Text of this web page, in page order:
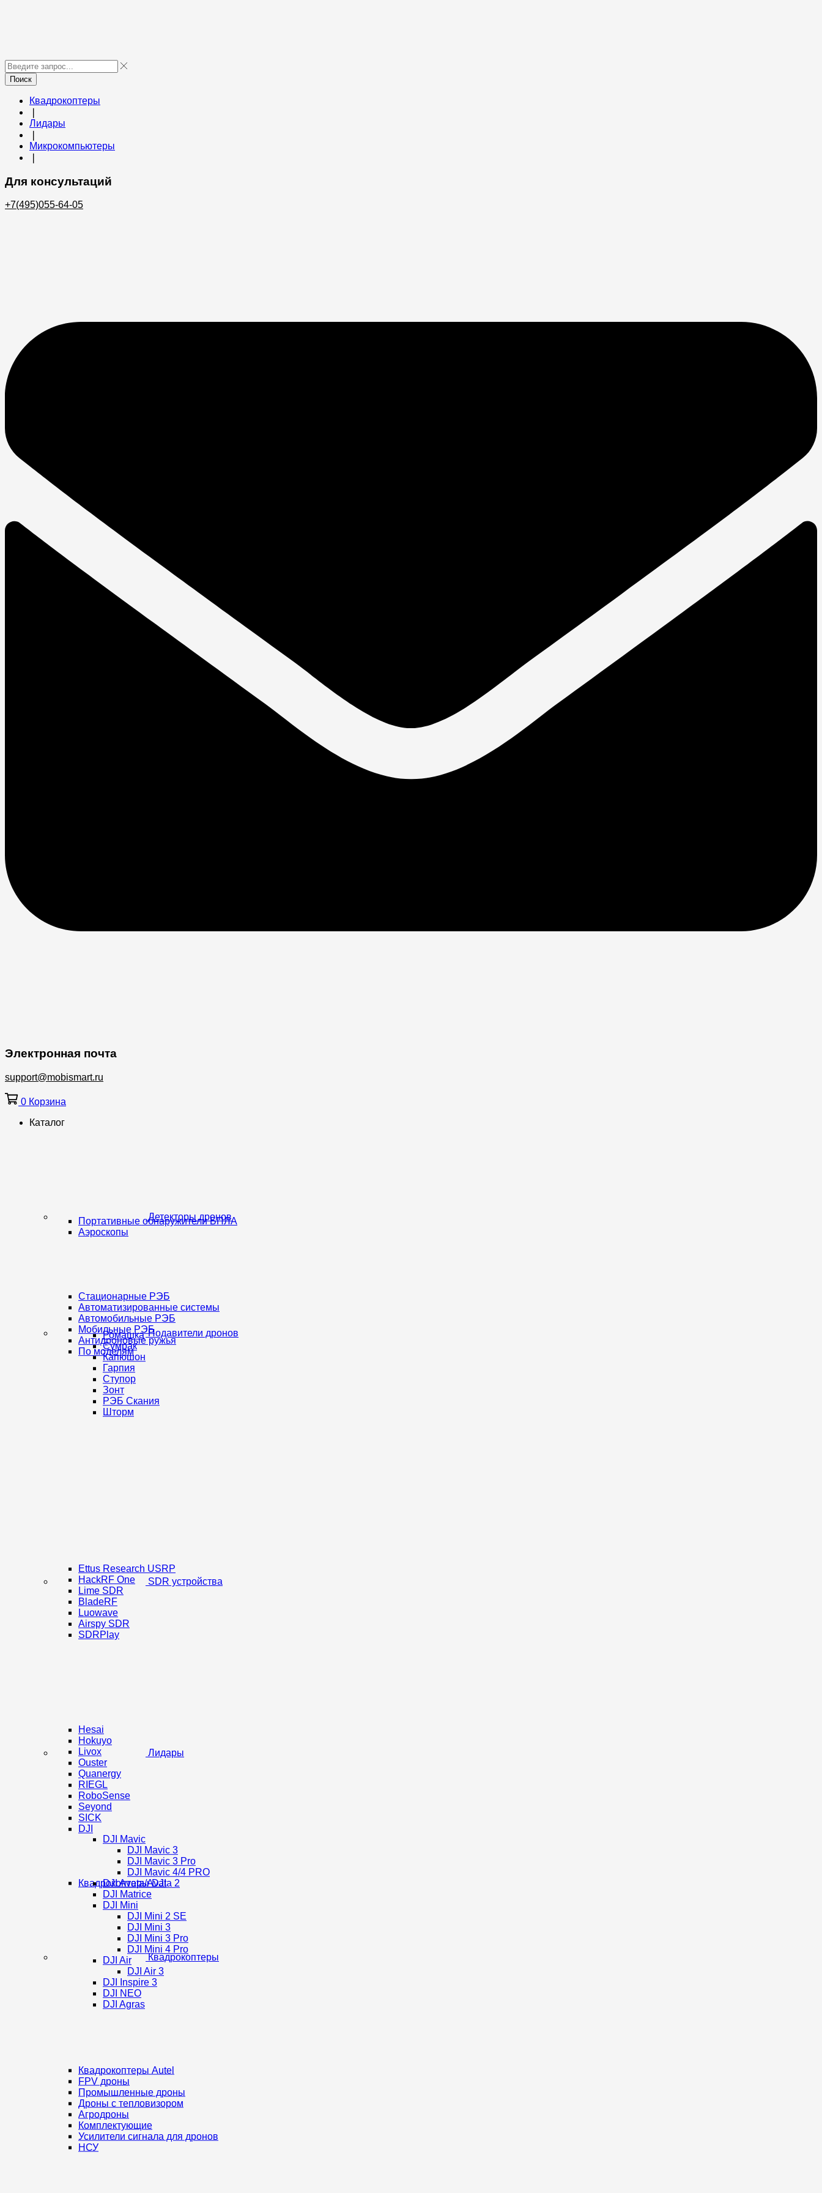
Поиск
Квадрокоптеры
Лидары
Микрокомпьютеры
Для консультаций
+7(495)055-64-05
Электронная почта
support@mobismart.ru
0 Корзина
Каталог
Детекторы дронов
Портативные обнаружители БПЛА
Аэроскопы
Подавители дронов
Стационарные РЭБ
Автоматизированные системы
Автомобильные РЭБ
Мобильные РЭБ
Антидроновые ружья
По моделям
Ромашка
Сумрак
Капюшон
Гарпия
Ступор
Зонт
РЭБ Скания
Шторм
SDR устройства
Ettus Research USRP
HackRF One
Lime SDR
BladeRF
Luowave
Airspy SDR
SDRPlay
Лидары
Hesai
Hokuyo
Livox
Ouster
Quanergy
RIEGL
RoboSense
Seyond
SICK
DJI
Квадрокоптеры
Квадрокоптеры DJI
DJI Mavic
DJI Mavic 3
DJI Mavic 3 Pro
DJI Mavic 4/4 PRO
DJI Avata/Avata 2
DJI Matrice
DJI Mini
DJI Mini 2 SE
DJI Mini 3
DJI Mini 3 Pro
DJI Mini 4 Pro
DJI Air
DJI Air 3
DJI Inspire 3
DJI NEO
DJI Agras
Квадрокоптеры Autel
FPV дроны
Промышленные дроны
Дроны с тепловизором
Агродроны
Комплектующие
Усилители сигнала для дронов
НСУ